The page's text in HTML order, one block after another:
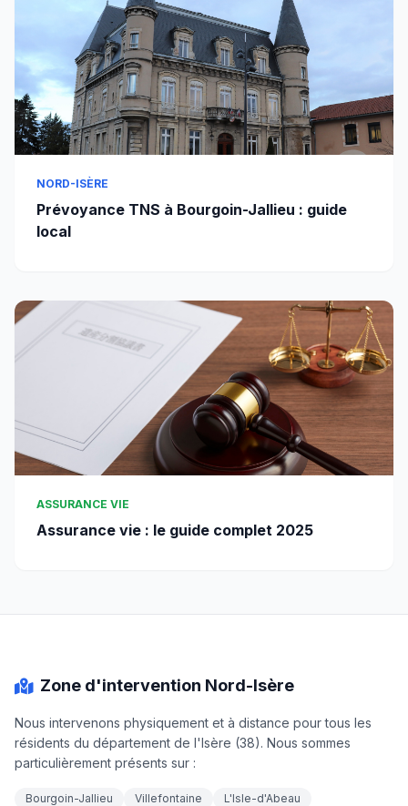
NORD-ISÈRE
Prévoyance TNS à Bourgoin-Jallieu : guide
local
ASSURANCE VIE
Assurance vie : le guide complet 2025
Zone d'intervention Nord-Isère
Nous intervenons physiquement et à distance pour tous les
résidents du département de l'Isère (38). Nous sommes
particulièrement présents sur :
Bourgoin-Jallieu Villefontaine
L'Isle-d'Abeau